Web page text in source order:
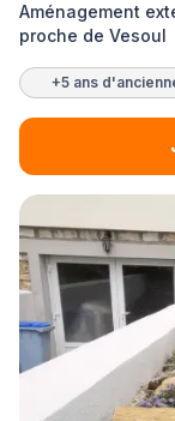
Aménagement
proche de Vesoul
+5 ans